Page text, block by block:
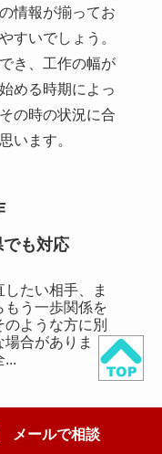
情報が揃ってお
すいでしょう。
き、工作の幅が
める時期によっ
の時の状況に合
います。
も対応
したい相手、ま
もう一歩関係を
ような方に別
合がありま
...
メールで相談